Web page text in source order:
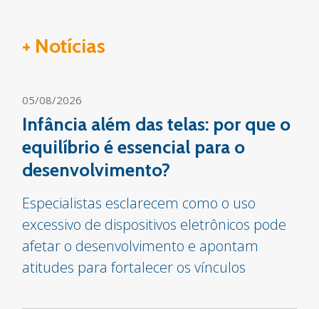
+ Notícias
05/08/2026
Infância além das telas: por que o
equilíbrio é essencial para o
desenvolvimento?
Especialistas esclarecem como o uso
excessivo de dispositivos eletrônicos pode
afetar o desenvolvimento e apontam
atitudes para fortalecer os vínculos